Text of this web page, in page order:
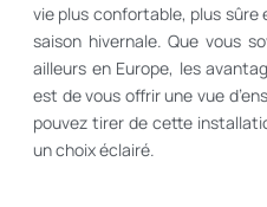
vie plus confortable, plus
saison hivernale. Que vous
ailleurs en Europe, les
est de vous offrir une vue
pouvez tirer de cette
un choix éclairé.